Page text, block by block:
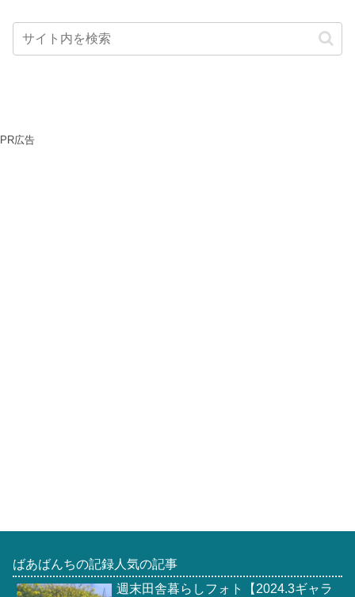
PR広告
ばあばんちの記録人気の記事
週末田舎暮らしフォト【2024.3ギャラ